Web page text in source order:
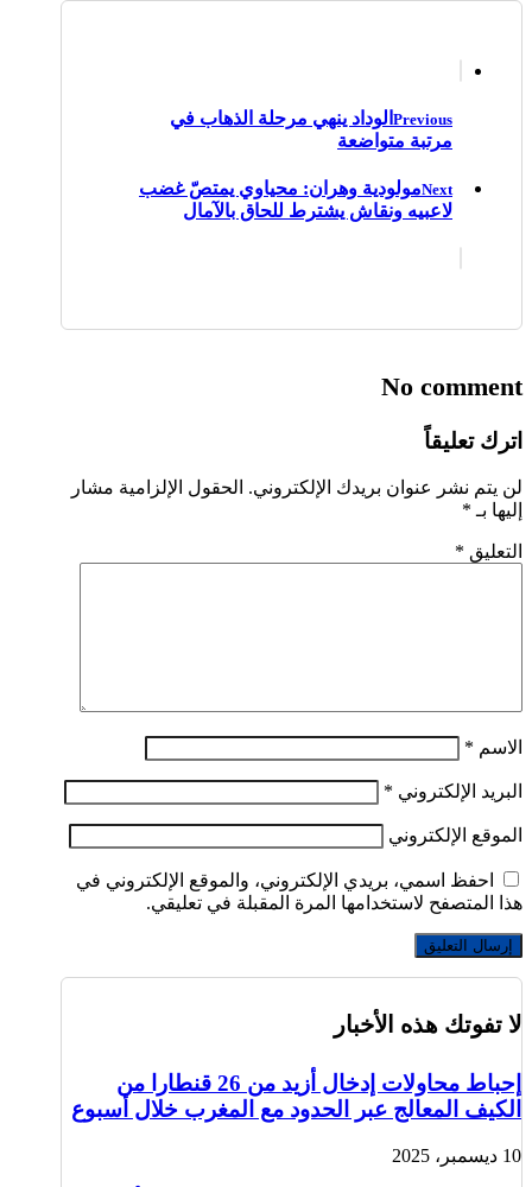
Previous الوداد ينهي مرحلة الذهاب في
مرتبة متواضعة
Nextمولودية وهران: محياوي يمتصّ غضب
لاعبيه ونقاش يشترط للحاق بالآمال
No comment
اترك تعليقاً
لن يتم نشر عنوان بريدك الإلكتروني. الحقول الإلزامية مشار
إليها بـ *
التعليق *
الاسم *
البريد الإلكتروني *
الموقع الإلكتروني
احفظ اسمي، بريدي الإلكتروني، والموقع الإلكتروني في
هذا المتصفح لاستخدامها المرة المقبلة في تعليقي.
لا تفوتك هذه الأخبار
إحباط محاولات إدخال أزيد من 26 قنطارا من
الكيف المعالج عبر الحدود مع المغرب خلال أسبوع
10 ديسمبر، 2025